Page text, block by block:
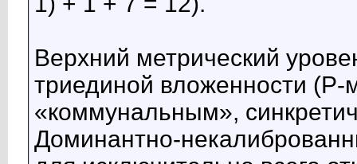
Верхний метрический
триединой вложенности
«коммунальным»,
Доминантно-